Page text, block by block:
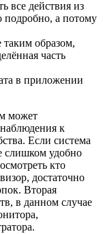
все действия из
подробно, а потому
таким образом,
часть
в приложении
может
к
Если система
слишком удобно
кто
достаточно
Вторая
в данном случае